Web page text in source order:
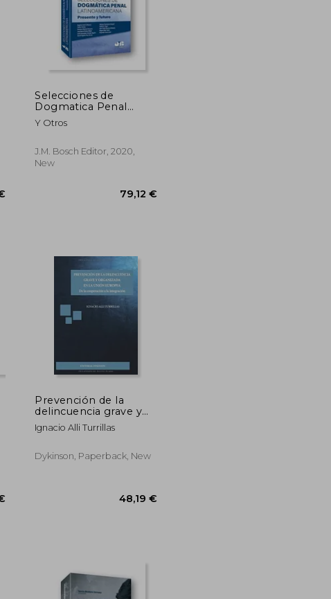
69,46 €
Selecciones de
Dogmatica Penal
Latinoamericana
Presente y Futu (in
Y Otros
J.M. Bosch Editor, 2020,
New
Prevención de la
delincuencia grave y
organizada en la
Unión Europea. De la
integración
Ignacio Alli Turrillas
Dykinson, Paperback, New